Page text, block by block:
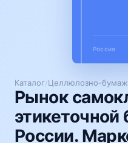
Каталог/Целлюлозно-
Рынок
этикеточной
России.
Россия